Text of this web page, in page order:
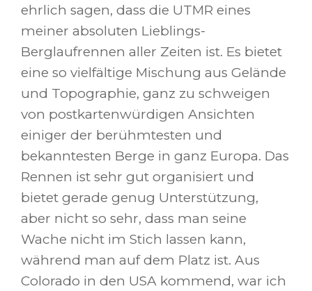
ehrlich sagen, dass die UTMR eines
meiner absoluten Lieblings-
Berglaufrennen aller Zeiten ist. Es bietet
eine so vielfältige Mischung aus Gelände
und Topographie, ganz zu schweigen
von postkartenwürdigen Ansichten
einiger der berühmtesten und
bekanntesten Berge in ganz Europa. Das
Rennen ist sehr gut organisiert und
bietet gerade genug Unterstützung,
aber nicht so sehr, dass man seine
Wache nicht im Stich lassen kann,
während man auf dem Platz ist. Aus
Colorado in den USA kommend, war ich